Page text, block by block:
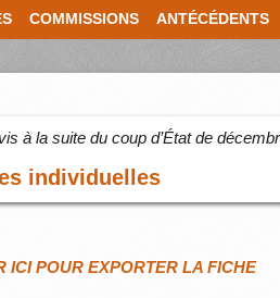
COMMISSIONS ANTÉCÉDENTS
à la suite du coup d’État de
individuelles
ICI POUR EXPORTER LA FICHE